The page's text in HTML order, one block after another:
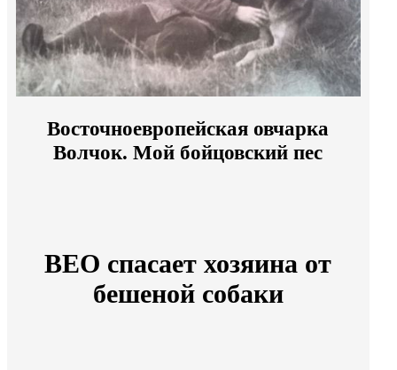
Восточноевропейская овчарка
Волчок. Мой бойцовский пес
ВЕО спасает хозяина от
бешеной собаки